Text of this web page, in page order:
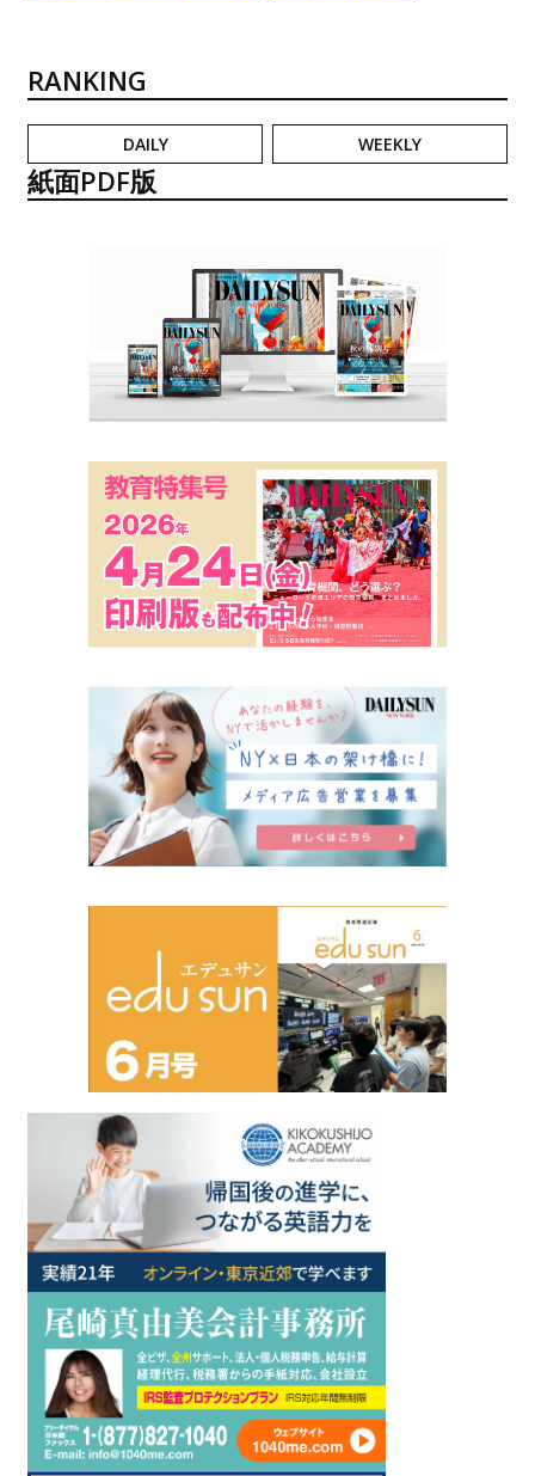
RANKING
DAILY WEEKLY
紙面PDF版